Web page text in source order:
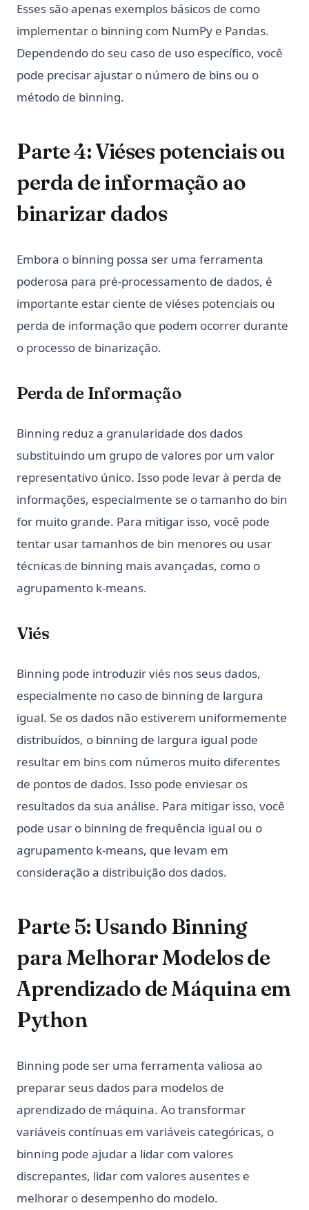
Esses são apenas exemplos básicos de como
implementar o binning com NumPy e Pandas.
Dependendo do seu caso de uso específico, você
pode precisar ajustar o número de bins ou o
método de binning.
Parte 4: Viéses potenciais ou
perda de informação ao
binarizar dados
Embora o binning possa ser uma ferramenta
poderosa para pré-processamento de dados, é
importante estar ciente de viéses potenciais ou
perda de informação que podem ocorrer durante
o processo de binarização.
Perda de Informação
Binning reduz a granularidade dos dados
substituindo um grupo de valores por um valor
representativo único. Isso pode levar à perda de
informações, especialmente se o tamanho do bin
for muito grande. Para mitigar isso, você pode
tentar usar tamanhos de bin menores ou usar
técnicas de binning mais avançadas, como o
agrupamento k-means.
Viés
Binning pode introduzir viés nos seus dados,
especialmente no caso de binning de largura
igual. Se os dados não estiverem uniformemente
distribuídos, o binning de largura igual pode
resultar em bins com números muito diferentes
de pontos de dados. Isso pode enviesar os
resultados da sua análise. Para mitigar isso, você
pode usar o binning de frequência igual ou o
agrupamento k-means, que levam em
consideração a distribuição dos dados.
Parte 5: Usando Binning
para Melhorar Modelos de
Aprendizado de Máquina em
Python
Binning pode ser uma ferramenta valiosa ao
preparar seus dados para modelos de
aprendizado de máquina. Ao transformar
variáveis contínuas em variáveis categóricas, o
binning pode ajudar a lidar com valores
discrepantes, lidar com valores ausentes e
melhorar o desempenho do modelo.